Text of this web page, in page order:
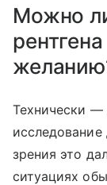
Можно
Технически —
зрения это
ситуациях